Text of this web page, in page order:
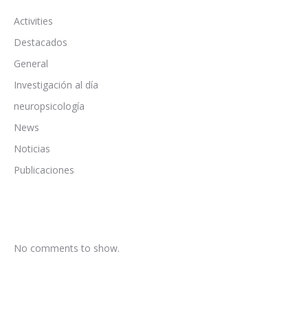
Activities
Destacados
General
Investigación al día
neuropsicología
News
Noticias
Publicaciones
No comments to show.